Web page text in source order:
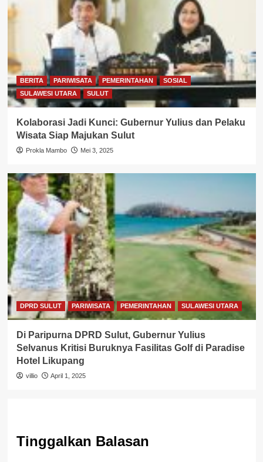
BERITA PARIWISATA PEMERINTAHAN
SOSIAL
SULAWESI UTARA
SULUT
Kolaborasi Jadi Kunci: Gubernur Yulius dan Pelaku
Wisata Siap Majukan Sulut
Prokla Mambo Mei 3, 2025
DPRD SULUT PARIWISATA PEMERINTAHAN SULAWESI UTARA
Di Paripurna DPRD Sulut, Gubernur Yulius
Selvanus Kritisi Buruknya Fasilitas Golf di Paradise
Hotel Likupang
villio April 1, 2025
Tinggalkan Balasan